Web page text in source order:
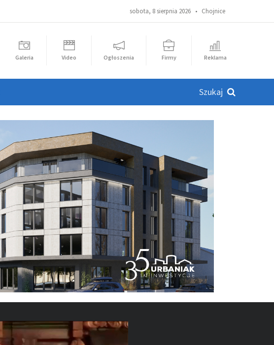
sobota, 8 sierpnia 2026 • Chojnice
Galeria Video Ogłoszenia Firmy Reklama